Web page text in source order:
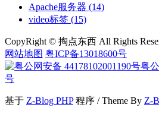
Apache服务器 (14)
video标签 (15)
CopyRight © 掏点东西 All Rights
网站地图 粤ICP备13018600号
粤
号
基于 Z-Blog PHP程序 / Theme By Z-